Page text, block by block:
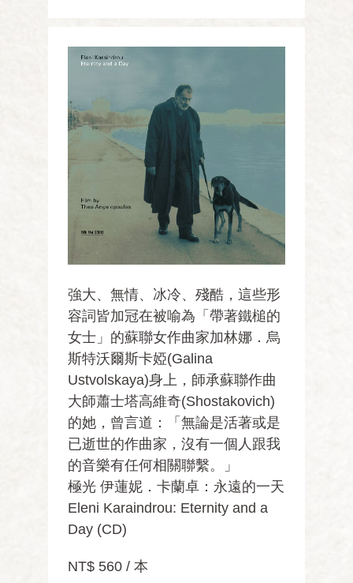
強大、無情、冰冷、殘酷，這些形
容詞皆加冠在被喻為「帶著鐵槌的
女士」的蘇聯女作曲家加林娜．烏
斯特沃爾斯卡婭(Galina
Ustvolskaya)身上，師承蘇聯作曲
大師蕭士塔高維奇(Shostakovich)
的她，曾言道：「無論是活著或是
已逝世的作曲家，沒有一個人跟我
的音樂有任何相關聯繫。」
極光 伊蓮妮．卡蘭卓：永遠的一天
Eleni Karaindrou: Eternity and a
Day (CD)
NT$ 560 / 本